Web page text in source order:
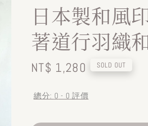
日本製和風
著道行羽織
Regular
NT$ 1,280 SOLD OUT
總分: 0 - 0 評價